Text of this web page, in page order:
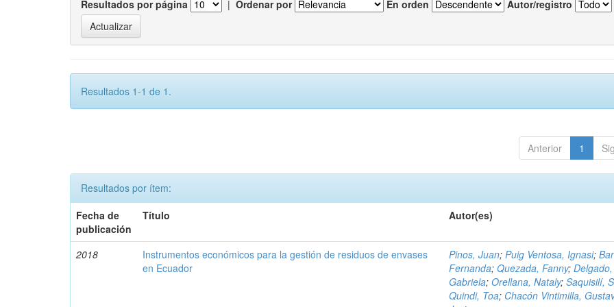
Resultados por página | Ordenar por En orden Autor/registro
Resultados 1-1 de 1.
Anterior 1
Resultados por ítem:
Fecha de
publicación
Título Autor(es)
2018
Instrumentos económicos para la gestión de residuos de envases
en Ecuador
Pinos, Juan;Puig Ventosa, Ignasi;
Fernanda;Quezada, Fanny;Delgado,
Gabriela;Orellana, Nataly;Saquisilí,
Quindi, Toa; Chacón Vintimilla,